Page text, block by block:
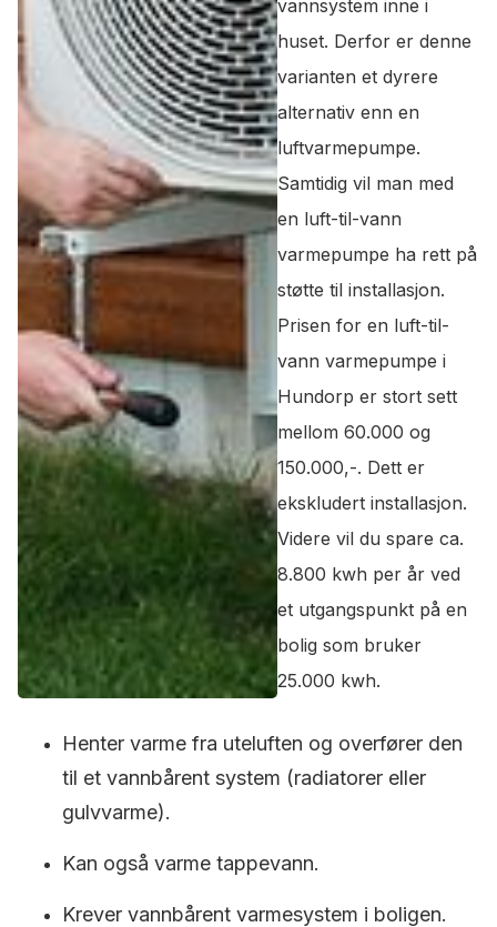
vannsystem inne i
huset. Derfor er denne
varianten et dyrere
alternativ enn en
luftvarmepumpe.
Samtidig vil man med
en luft-til-vann
varmepumpe ha rett på
støtte til installasjon.
Prisen for en luft-til-
vann varmepumpe i
Hundorp er stort sett
mellom 60.000 og
150.000,-. Dett er
ekskludert installasjon.
Videre vil du spare ca.
8.800 kwh per år ved
et utgangspunkt på en
bolig som bruker
25.000 kwh.
Henter varme fra uteluften og overfører den
til et vannbårent system (radiatorer eller
gulvvarme).
Kan også varme tappevann.
Krever vannbårent varmesystem i boligen.